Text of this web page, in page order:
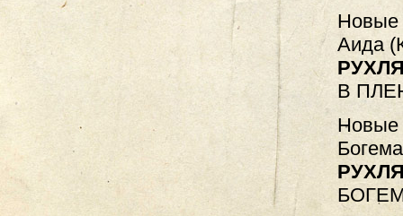
Новые
Аида
В
Новые